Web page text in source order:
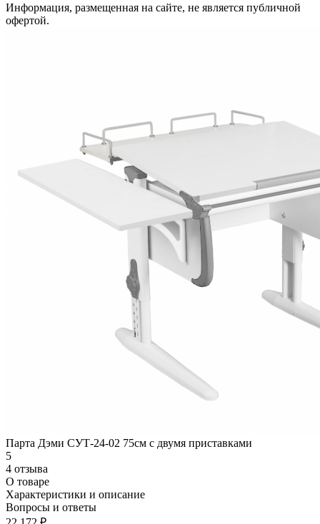
Информация, размещенная на сайте, не является публичной
офертой.
Парта Дэми СУТ-24-02 75см с двумя приставками
5
4 отзыва
О товаре
Характеристики и описание
Вопросы и ответы